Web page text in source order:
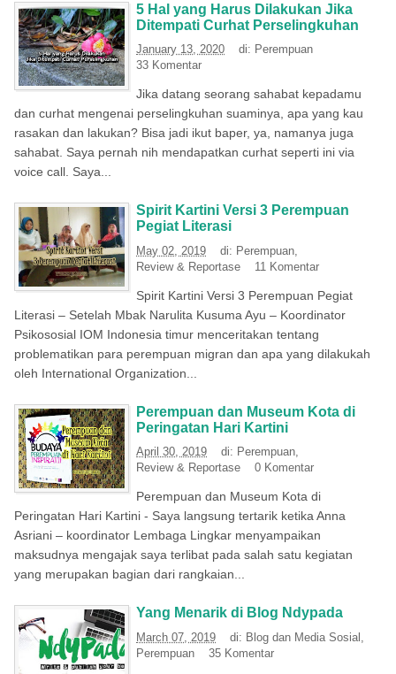
5 Hal yang Harus Dilakukan Jika
Ditempati Curhat Perselingkuhan
January 13, 2020 di: Perempuan
33 Komentar
Jika datang seorang sahabat kepadamu
dan curhat mengenai perselingkuhan suaminya, apa yang kau
rasakan dan lakukan? Bisa jadi ikut baper, ya, namanya juga
sahabat. Saya pernah nih mendapatkan curhat seperti ini via
voice call. Saya...
Spirit Kartini Versi 3 Perempuan
Pegiat Literasi
May 02, 2019 di: Perempuan
Review & Reportase
11 Komentar
Spirit Kartini Versi 3 Perempuan Pegiat
Literasi – Setelah Mbak Narulita Kusuma Ayu – Koordinator
Psikososial IOM Indonesia timur menceritakan tentang
problematikan para perempuan migran dan apa yang dilakukah
oleh International Organization...
Perempuan dan Museum Kota di
Peringatan Hari Kartini
April 30, 2019 di: Perempuan,
Review & Reportase
0 Komentar
Perempuan dan Museum Kota di
Peringatan Hari Kartini - Saya langsung tertarik ketika Anna
Asriani – koordinator Lembaga Lingkar menyampaikan
maksudnya mengajak saya terlibat pada salah satu kegiatan
yang merupakan bagian dari rangkaian...
Yang Menarik di Blog Ndypada
March 07, 2019 di: Blog dan Media Sosial ,
Perempuan
35 Komentar